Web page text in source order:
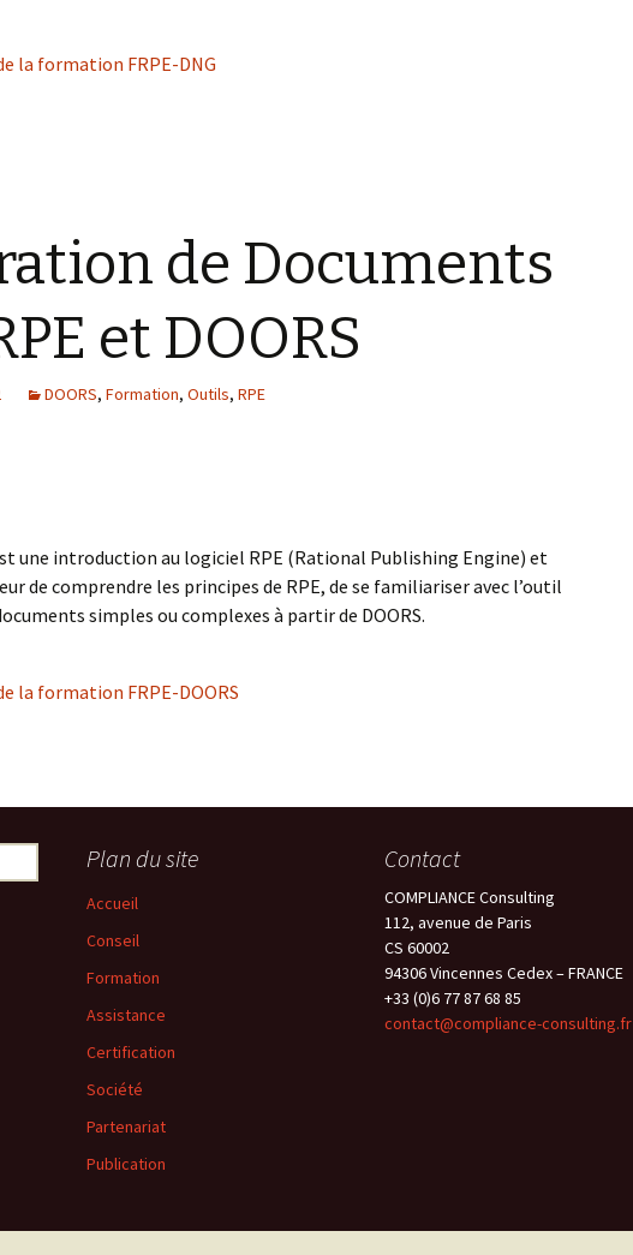
la formation FRPE-DNG
de Documents
et DOORS
DOORS, Formation, Outils, RPE
une introduction au logiciel RPE (Rational Publishing Engine) et
de comprendre les principes de RPE, de se familiariser avec l’outil
simples ou complexes à partir de DOORS.
la formation FRPE-DOORS
Plan du site
Accueil
Conseil
Formation
Assistance
Certification
Société
Partenariat
Publication
Contact
COMPLIANCE Consulting
112, avenue de Paris
CS 60002
94306 Vincennes Cedex – FRANCE
+33 (0)6 77 87 68 85
contact@compliance-consulting.fr